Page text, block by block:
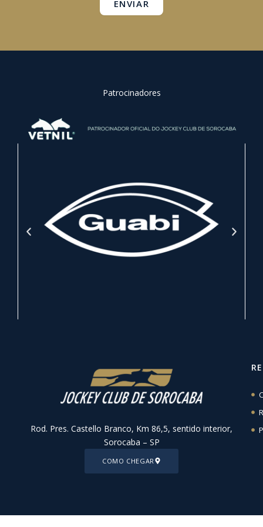
ENVIAR
Patrocinadores
Rod. Pres. Castello Branco, Km 86,5, sentido interior,
Sorocaba – SP
COMO CHEGAR